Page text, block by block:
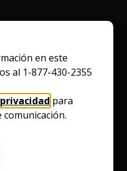
en este
al 1-877-430-2355
para